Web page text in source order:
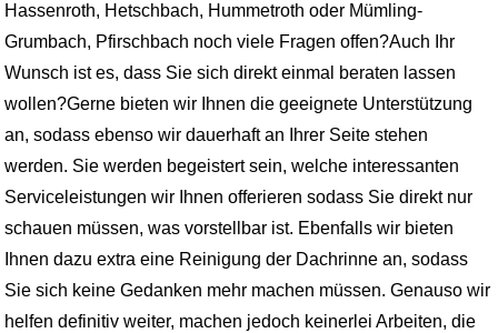
Hassenroth, Hetschbach, Hummetroth oder Mümling-
Grumbach, Pfirschbach noch viele Fragen offen?Auch Ihr
Wunsch ist es, dass Sie sich direkt einmal beraten lassen
wollen?Gerne bieten wir Ihnen die geeignete Unterstützung
an, sodass ebenso wir dauerhaft an Ihrer Seite stehen
werden. Sie werden begeistert sein, welche interessanten
Serviceleistungen wir Ihnen offerieren sodass Sie direkt nur
schauen müssen, was vorstellbar ist. Ebenfalls wir bieten
Ihnen dazu extra eine Reinigung der Dachrinne an, sodass
Sie sich keine Gedanken mehr machen müssen. Genauso wir
helfen definitiv weiter, machen jedoch keinerlei Arbeiten, die